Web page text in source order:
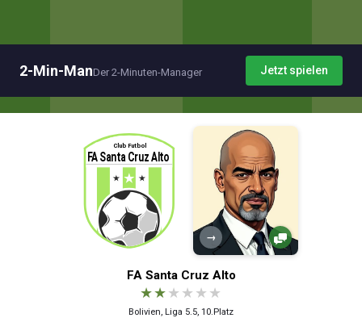
2-Min-ManDer 2-Minuten-Manager Jetzt spielen
→
FA Santa Cruz Alto
★★★ ★ ★ ★
Bolivien, Liga 5.5, 10.Platz